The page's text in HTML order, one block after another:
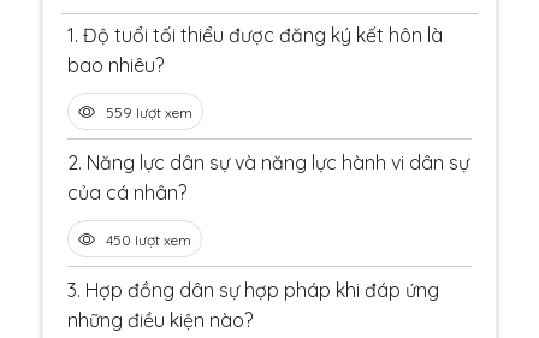
1. Độ tuổi tối thiểu được đăng ký kết hôn là
bao nhiêu?
559 lượt xem
2. Năng lực dân sự và năng lực hành vi dân sự
của cá nhân?
450 lượt xem
3. Hợp đồng dân sự hợp pháp khi đáp ứng
những điều kiện nào?